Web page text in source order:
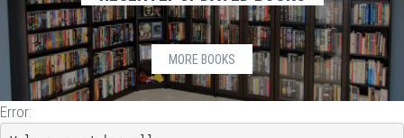
MORE BOOKS
Error: